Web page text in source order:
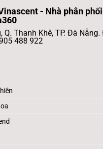
- Nhà phân
Q. Thanh Khê, TP. Đà
488 922